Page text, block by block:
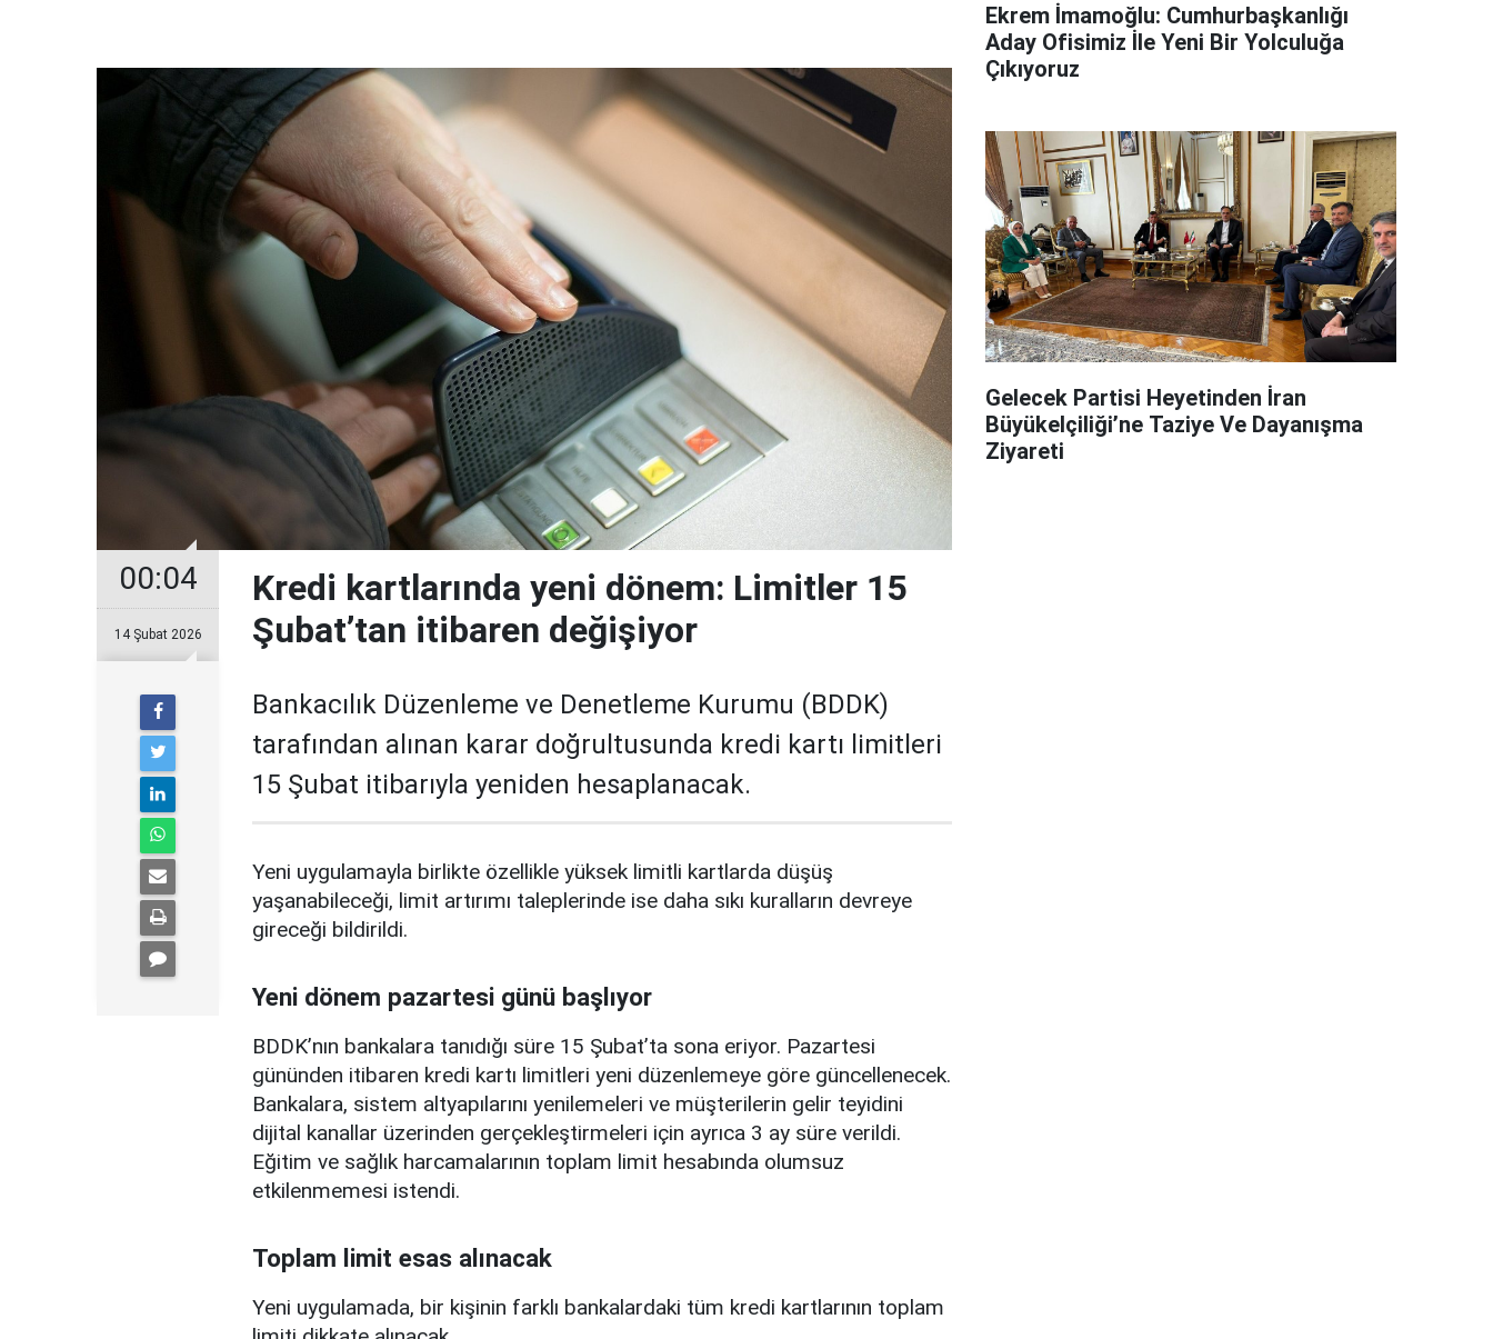
00:04
14 Şubat 2026
Kredi kartlarında yeni dönem: Limitler 15
Şubat’tan itibaren değişiyor
Bankacılık Düzenleme ve Denetleme Kurumu (BDDK)
tarafından alınan karar doğrultusunda kredi kartı limitleri
15 Şubat itibarıyla yeniden hesaplanacak.
Yeni uygulamayla birlikte özellikle yüksek limitli kartlarda düşüş
yaşanabileceği, limit artırımı taleplerinde ise daha sıkı kuralların devreye
gireceği bildirildi.
Yeni dönem pazartesi günü başlıyor
BDDK’nın bankalara tanıdığı süre 15 Şubat’ta sona eriyor. Pazartesi
gününden itibaren kredi kartı limitleri yeni düzenlemeye göre güncellenecek.
Bankalara, sistem altyapılarını yenilemeleri ve müşterilerin gelir teyidini
dijital kanallar üzerinden gerçekleştirmeleri için ayrıca 3 ay süre verildi.
Eğitim ve sağlık harcamalarının toplam limit hesabında olumsuz
etkilenmemesi istendi.
Toplam limit esas alınacak
Yeni uygulamada, bir kişinin farklı bankalardaki tüm kredi kartlarının toplam
Ekrem İmamoğlu: Cumhurbaşkanlığı
Aday Ofisimiz İle Yeni Bir Yolculuğa
Çıkıyoruz
Gelecek Partisi Heyetinden İran
Büyükelçiliği’ne Taziye Ve Dayanışma
Ziyareti